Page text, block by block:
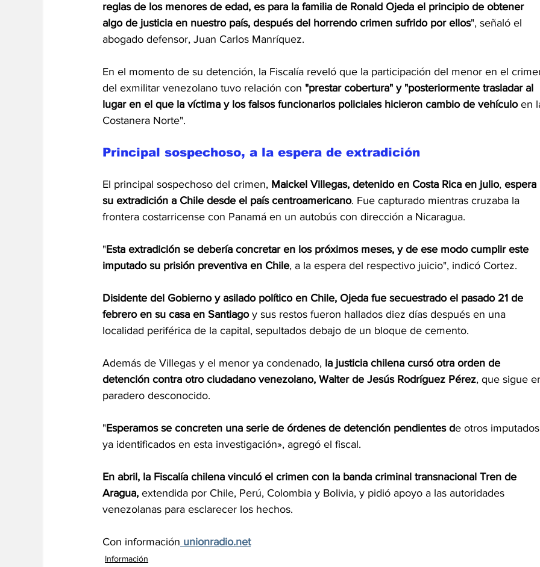
reglas de los menores de edad, es para la familia de Ronald Ojeda el principio de obtener
algo de justicia en nuestro país, después del horrendo crimen sufrido por ellos", señaló el
abogado defensor, Juan Carlos Manríquez.
En el momento de su detención, la Fiscalía reveló que la participación del menor en el
del exmilitar venezolano tuvo relación con "prestar cobertura" y "posteriormente trasladar al
lugar en el que la víctima y los falsos funcionarios policiales hicieron cambio de vehículo en
Costanera Norte".
Principal sospechoso, a la espera de extradición
El principal sospechoso del crimen, Maickel Villegas, detenido en Costa Rica en julio, espera
su extradición a Chile desde el país centroamericano. Fue capturado mientras cruzaba la
frontera costarricense con Panamá en un autobús con dirección a Nicaragua.
"Esta extradición se debería concretar en los próximos meses, y de ese modo cumplir este
imputado su prisión preventiva en Chile, a la espera del respectivo juicio", indicó Cortez.
Disidente del Gobierno y asilado político en Chile, Ojeda fue secuestrado el pasado 21 de
febrero en su casa en Santiago y sus restos fueron hallados diez días después en una
localidad periférica de la capital, sepultados debajo de un bloque de cemento.
Además de Villegas y el menor ya condenado, la justicia chilena cursó otra orden de
detención contra otro ciudadano venezolano, Walter de Jesús Rodríguez Pérez, que sigue
paradero desconocido.
"Esperamos se concreten una serie de órdenes de detención pendientes de otros
ya identificados en esta investigación», agregó el fiscal.
En abril, la Fiscalía chilena vinculó el crimen con la banda criminal transnacional Tren de
Aragua, extendida por Chile, Perú, Colombia y Bolivia, y pidió apoyo a las autoridades
venezolanas para esclarecer los hechos.
Con información unionradio.net
Información